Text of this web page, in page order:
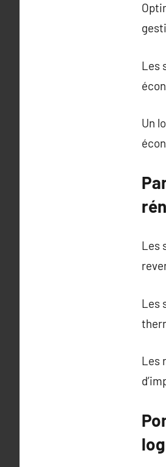
Les
Un
Les
Les
Les